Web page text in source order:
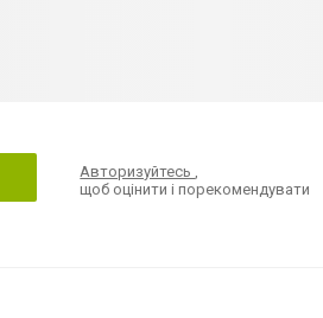
Авторизуйтесь
щоб оцінити і порекомендувати